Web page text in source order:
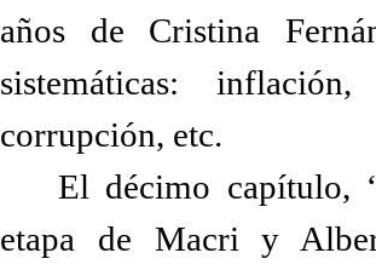
años de Cristina
sistemáticas:
corrupción, etc.
El décimo capítulo,
etapa de Macri y